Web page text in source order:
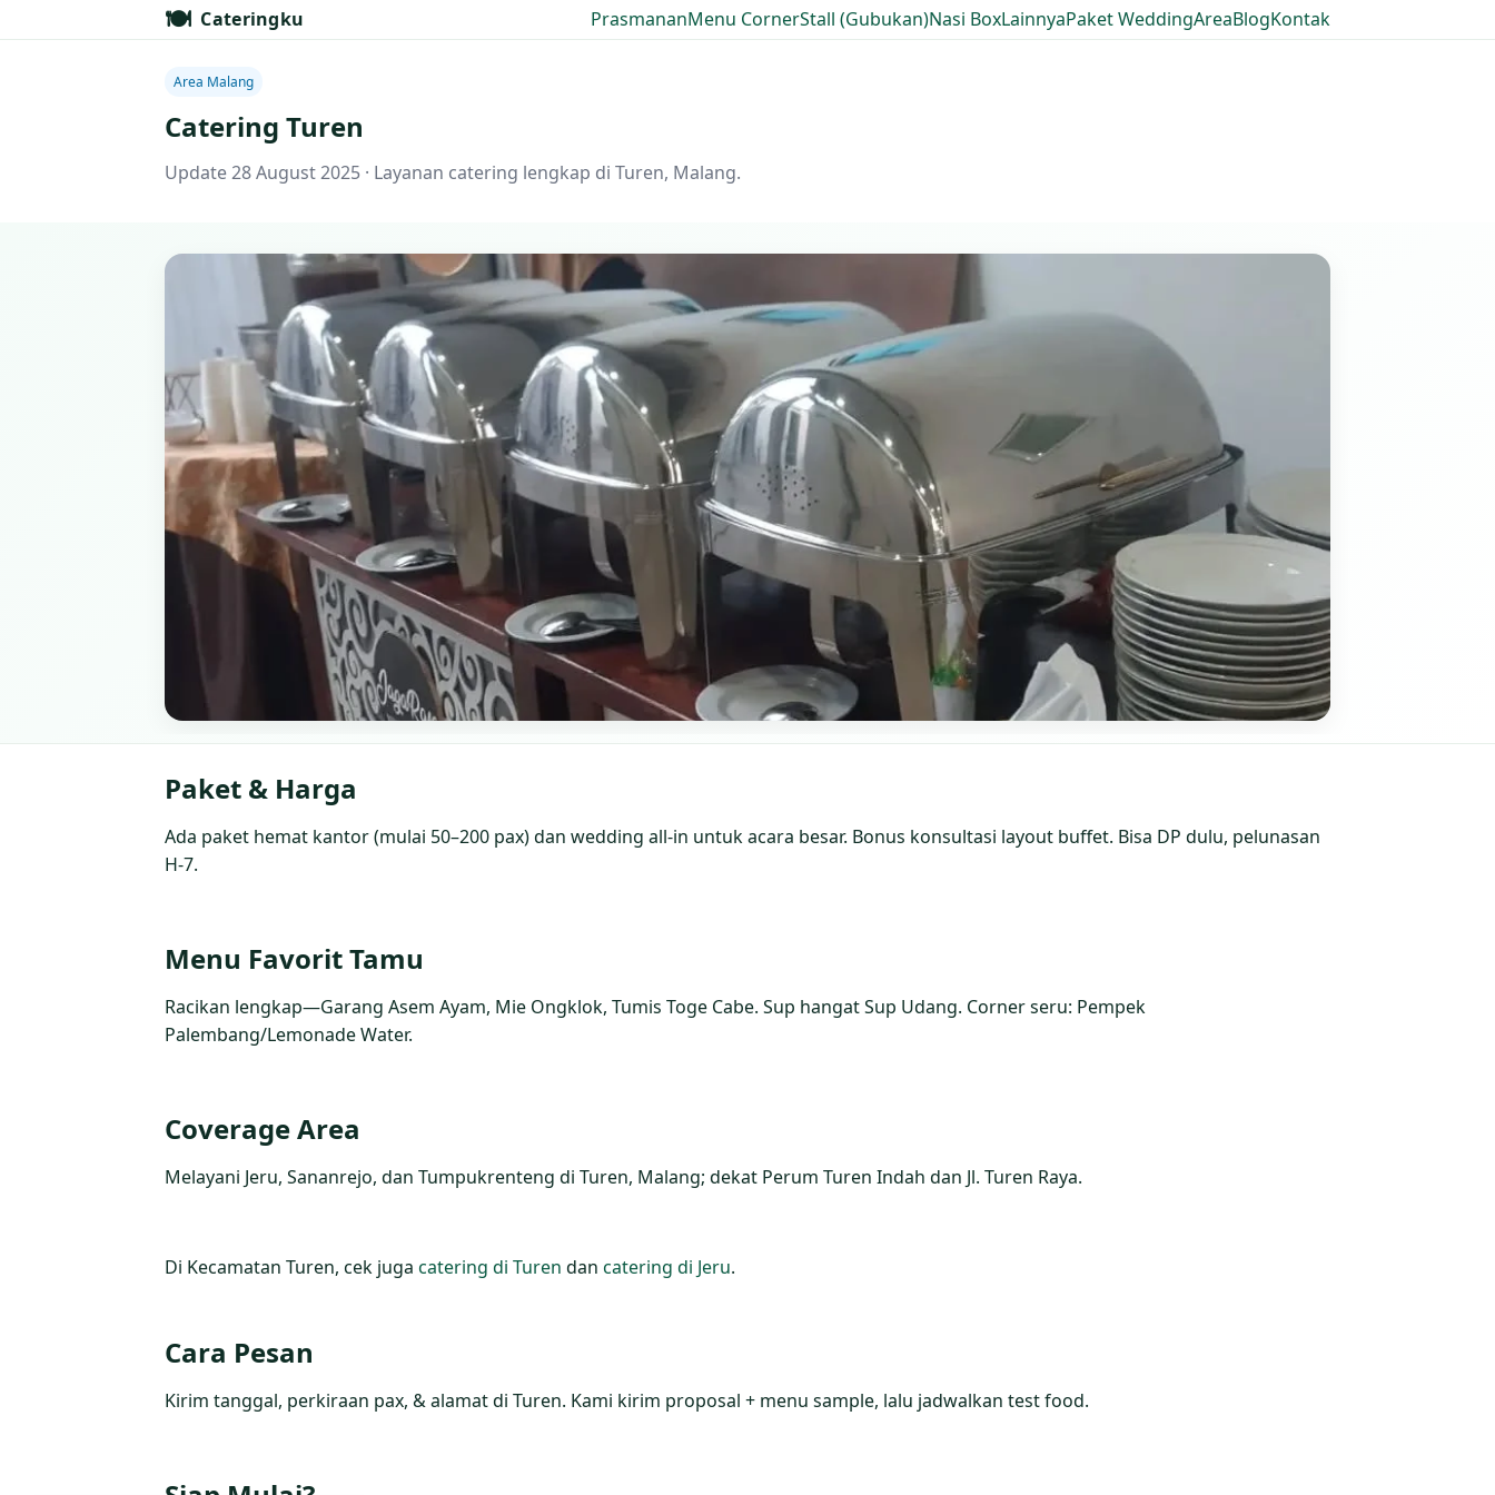
🍽️ Cateringku PrasmananMenu CornerStall (Gubukan)Nasi BoxLainnyaPaket WeddingAreaBlogKontak
Area Malang
Catering Turen
Update 28 August 2025 · Layanan catering lengkap di Turen, Malang.
Paket & Harga
Ada paket hemat kantor (mulai 50–200 pax) dan wedding all‑in untuk acara besar. Bonus konsultasi layout buffet. Bisa DP dulu, pelunasan
H‑7.
Menu Favorit Tamu
Racikan lengkap—Garang Asem Ayam, Mie Ongklok, Tumis Toge Cabe. Sup hangat Sup Udang. Corner seru: Pempek
Palembang/Lemonade Water.
Coverage Area
Melayani Jeru, Sananrejo, dan Tumpukrenteng di Turen, Malang; dekat Perum Turen Indah dan Jl. Turen Raya.
Di Kecamatan Turen, cek juga catering di Turen dan catering di Jeru.
Cara Pesan
Kirim tanggal, perkiraan pax, & alamat di Turen. Kami kirim proposal + menu sample, lalu jadwalkan test food.